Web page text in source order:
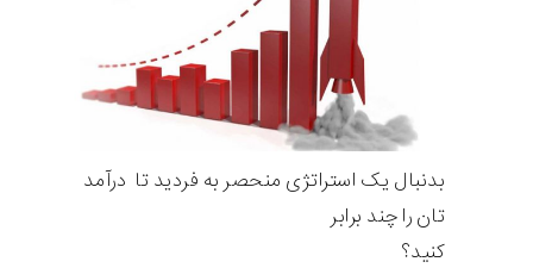
بدنبال یک استراتژی منحصر به فردید تا درآمد
تان را چند برابر